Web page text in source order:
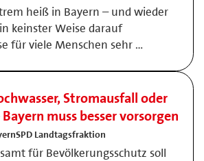
heiß in Bayern – und wieder
keinster Weise darauf
für viele Menschen sehr …
Stromausfall oder
muss besser vorsorgen
Landtagsfraktion
für Bevölkerungsschutz soll